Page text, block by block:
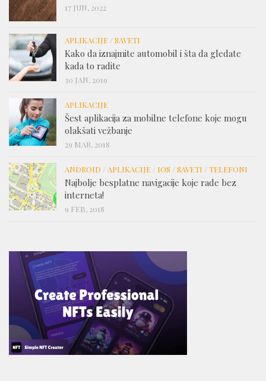
17 JUN, 2022
APLIKACIJE / SAVETI
Kako da iznajmite automobil i šta da gledate
kada to radite
30 JAN, 2019
APLIKACIJE
Šest aplikacija za mobilne telefone koje mogu
olakšati vežbanje
29 MAR, 2018
ANDROID / APLIKACIJE / IOS / SAVETI / TELEFONI
Najbolje besplatne navigacije koje rade bez
interneta!
9 FEB, 2018